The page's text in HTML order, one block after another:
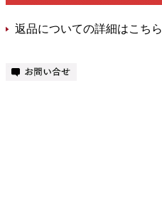
返品についての詳細はこちら